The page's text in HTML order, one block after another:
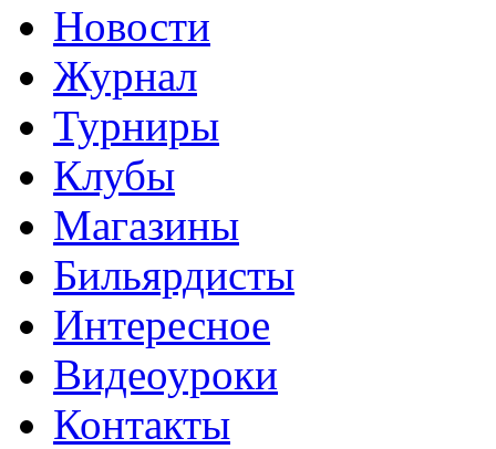
Новости
Журнал
Турниры
Клубы
Магазины
Бильярдисты
Интересное
Видеоуроки
Контакты